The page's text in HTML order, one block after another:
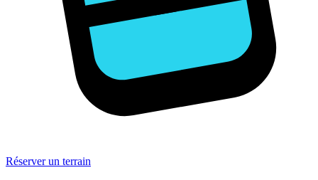
Réserver un terrain